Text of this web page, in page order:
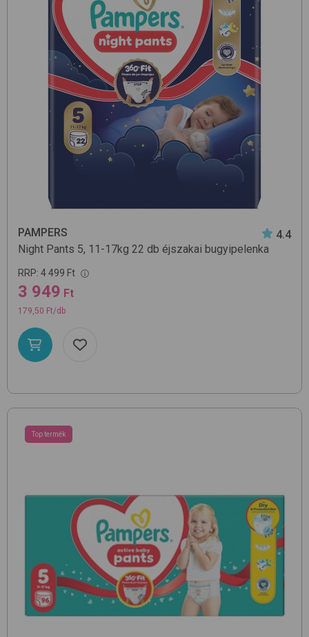
PAMPERS
4.4
Night Pants 5, 11-17kg 22 db éjszakai bugyipelenka
RRP: 4 499 Ft
3 949 Ft
179,50 Ft/db
Top termék